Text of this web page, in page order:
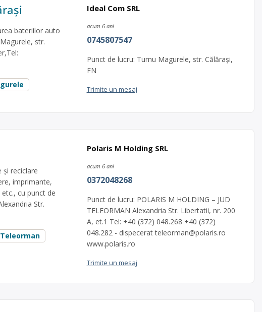
bateriilor auto
str.
Ideal Com SRL
acum 6 ani
0745807547
Punct de lucru: Turnu Magurele, str. Călărași,
FN
Trimite un mesaj
și reciclare
imprimante,
cu punct de
Str.
Polaris M Holding SRL
acum 6 ani
0372048268
Punct de lucru: POLARIS M HOLDING – JUD
TELEORMAN Alexandria Str. Libertatii, nr. 200
A, et.1 Tel: +40 (372) 048.268 +40 (372)
048.282 - dispeceratteleorman@polaris.ro
www.polaris.ro
Trimite un mesaj